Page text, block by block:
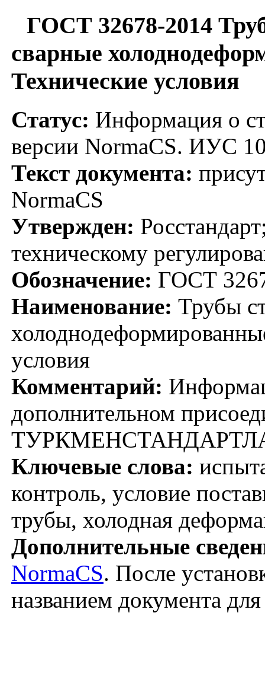
ГОСТ 32678-2014
сварные
Технические условия
Статус: Информация о
версии NormaCS. ИУС
Текст документа:
NormaCS
Утвержден:
техническому
Обозначение: ГОСТ
Наименование: Трубы
условия
Комментарий:
дополнительном
Ключевые слова:
контроль, условие
трубы, холодная
Дополнительные
NormaCS. После
названием документа